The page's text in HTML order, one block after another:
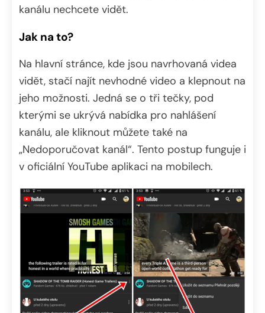
kanálu nechcete vidět.
Jak na to?
Na hlavní stránce, kde jsou navrhovaná videa
vidět, stačí najít nevhodné video a klepnout na
jeho možnosti. Jedná se o tři tečky, pod
kterými se ukrývá nabídka pro nahlášení
kanálu, ale kliknout můžete také na
„Nedoporučovat kanál“. Tento postup funguje i
v oficiální YouTube aplikaci na mobilech.